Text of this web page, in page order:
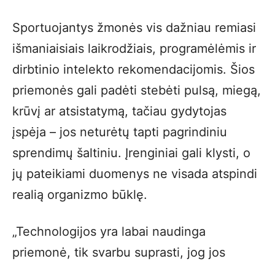
Sportuojantys žmonės vis dažniau remiasi
išmaniaisiais laikrodžiais, programėlėmis ir
dirbtinio intelekto rekomendacijomis. Šios
priemonės gali padėti stebėti pulsą, miegą,
krūvį ar atsistatymą, tačiau gydytojas
įspėja – jos neturėtų tapti pagrindiniu
sprendimų šaltiniu. Įrenginiai gali klysti, o
jų pateikiami duomenys ne visada atspindi
realią organizmo būklę.
„Technologijos yra labai naudinga
priemonė, tik svarbu suprasti, jog jos